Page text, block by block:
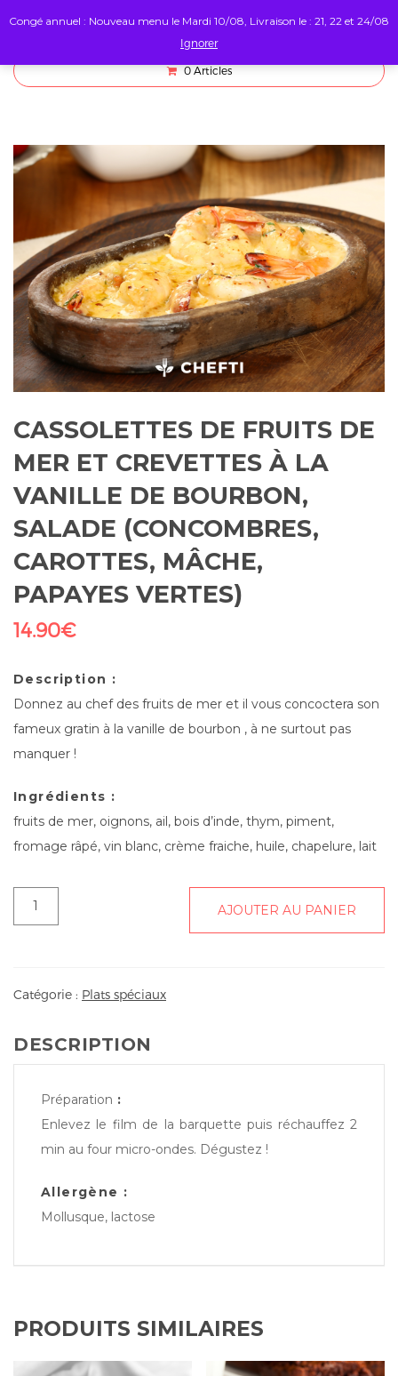
0 Articles
CASSOLETTES DE FRUITS DE
MER ET CREVETTES À LA
VANILLE DE BOURBON,
SALADE (CONCOMBRES,
CAROTTES, MÂCHE,
PAPAYES VERTES)
14.90€
Description :
Donnez au chef des fruits de mer et il vous concoctera son
fameux gratin à la vanille de bourbon , à ne surtout pas
manquer !
Ingrédients :
fruits de mer, oignons, ail, bois d’inde, thym, piment,
fromage râpé, vin blanc, crème fraiche, huile, chapelure, lait
quantité
fruits
et
bourbon,
salade
vertes)
AJOUTER AU PANIER
Catégorie : Plats spéciaux
DESCRIPTION
Préparation :
Enlevez le film de la barquette puis réchauffez 2
min au four micro-ondes. Dégustez !
Allergène :
Mollusque, lactose
PRODUITS SIMILAIRES
Congé annuel : Nouveau menu le Mardi 10/08, Livraison le : 21, 22 et 24/08
Ignorer